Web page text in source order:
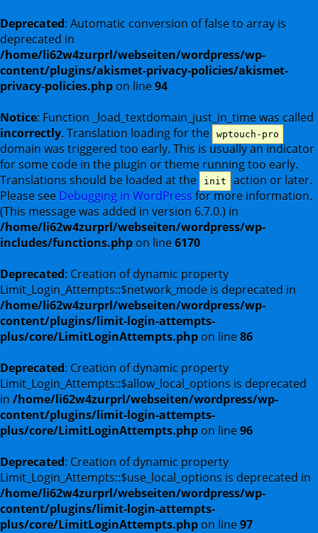
Deprecated: Automatic conversion of false to array is
deprecated in
/home/li62w4zurprl/webseiten/wordpress/wp-
content/plugins/akismet-privacy-policies/akismet-
privacy-policies.php on line94
Notice: Function _load_textdomain_just_in_time was called
incorrectly. Translation loading for the wptouch-pro
domain was triggered too early. This is usually an indicator
for some code in the plugin or theme running too early.
Translations should be loaded at the
init
action or later.
Please see Debugging in WordPress for more information.
(This message was added in version 6.7.0.) in
/home/li62w4zurprl/webseiten/wordpress/wp-
includes/functions.php on line6170
Deprecated: Creation of dynamic property
Limit_Login_Attempts::$network_mode is deprecated in
/home/li62w4zurprl/webseiten/wordpress/wp-
content/plugins/limit-login-attempts-
plus/core/LimitLoginAttempts.php on line86
Deprecated: Creation of dynamic property
Limit_Login_Attempts::$allow_local_options is deprecated
in /home/li62w4zurprl/webseiten/wordpress/wp-
content/plugins/limit-login-attempts-
plus/core/LimitLoginAttempts.php on line96
Deprecated: Creation of dynamic property
Limit_Login_Attempts::$use_local_options is deprecated in
/home/li62w4zurprl/webseiten/wordpress/wp-
content/plugins/limit-login-attempts-
plus/core/LimitLoginAttempts.php on line97